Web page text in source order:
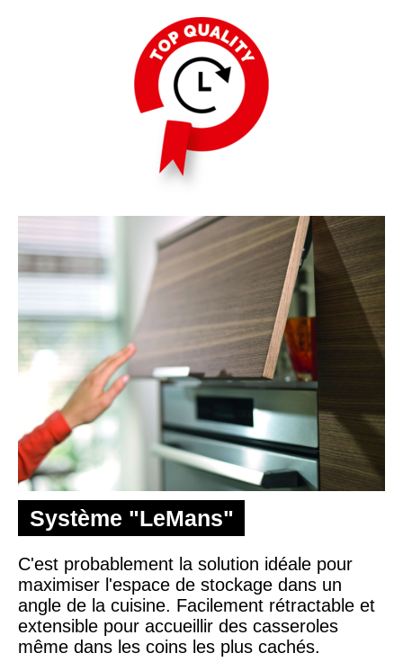
Système "LeMans"
C'est probablement la solution idéale pour
maximiser l'espace de stockage dans un
angle de la cuisine. Facilement rétractable et
extensible pour accueillir des casseroles
même dans les coins les plus cachés.